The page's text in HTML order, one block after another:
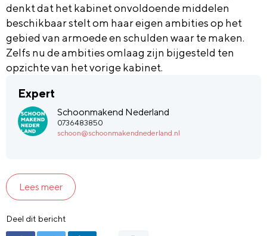
denkt dat het kabinet onvoldoende middelen
beschikbaar stelt om haar eigen ambities op het
gebied van armoede en schulden waar te maken.
Zelfs nu de ambities omlaag zijn bijgesteld ten
opzichte van het vorige kabinet.
Expert
Schoonmakend Nederland
0736483850
schoon@schoonmakendnederland.nl
Lees meer
Deel dit bericht